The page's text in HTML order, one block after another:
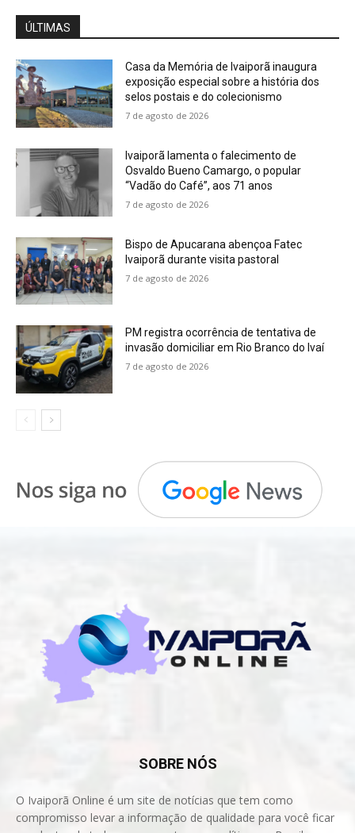
ÚLTIMAS
Casa da Memória de Ivaiporã inaugura
exposição especial sobre a história dos
selos postais e do colecionismo
7 de agosto de 2026
Ivaiporã lamenta o falecimento de
Osvaldo Bueno Camargo, o popular
“Vadão do Café”, aos 71 anos
7 de agosto de 2026
Bispo de Apucarana abençoa Fatec
Ivaiporã durante visita pastoral
7 de agosto de 2026
PM registra ocorrência de tentativa de
invasão domiciliar em Rio Branco do Ivaí
7 de agosto de 2026
SOBRE NÓS
O Ivaiporã Online é um site de notícias que tem como
compromisso levar a informação de qualidade para você ficar